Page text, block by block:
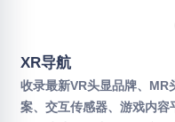
XR导航
收录最新VR头显品牌、MR
案、交互传感器、游戏内